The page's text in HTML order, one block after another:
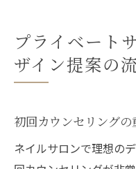
プライベート
ザイン提案の
初回カウンセリングの
ネイルサロンで理想の